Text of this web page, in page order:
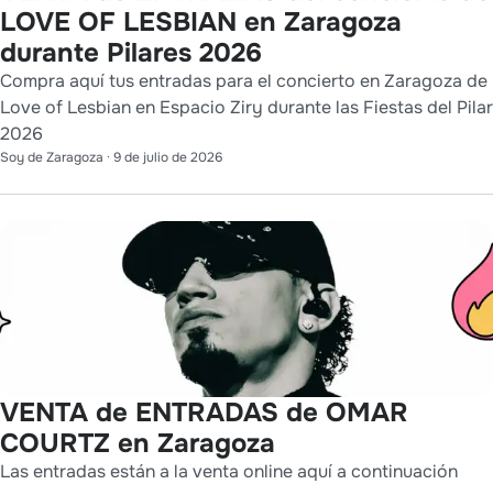
LOVE OF LESBIAN en Zaragoza
durante Pilares 2026
Compra aquí tus entradas para el concierto en Zaragoza de
Love of Lesbian en Espacio Ziry durante las Fiestas del Pilar
2026
Soy de Zaragoza · 9 de julio de 2026
VENTA de ENTRADAS de OMAR
COURTZ en Zaragoza
Las entradas están a la venta online aquí a continuación